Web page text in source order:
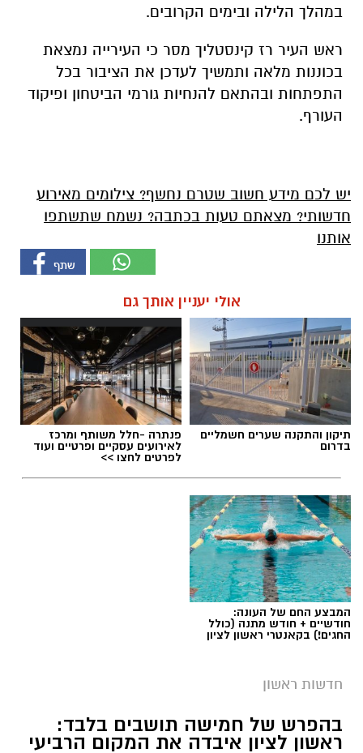
במהלך הלילה ובימים הקרובים.
ראש העיר רז קינסטליך מסר כי העירייה נמצאת
בכוננות מלאה ותמשיך לעדכן את הציבור בכל
התפתחות ובהתאם להנחיות גורמי הביטחון ופיקוד
העורף.
יש לכם מידע חשוב שטרם נחשף? צילומים מאירוע
חדשותי? מצאתם טעות בכתבה? נשמח שתשתפו
אותנו
אולי יעניין אותך גם
תיקון והתקנה שערים חשמליים
בדרום
פנתרה -חלל משותף ומרכז
לאירועים עסקיים ופרטיים ועוד
לפרטים לחצו >>
המבצע החם של העונה:
חודשיים + חודש מתנה (כולל
החגים!) בקאנטרי ראשון לציון
חדשות ראשון
בהפרש של חמישה תושבים בלבד:
ראשון לציון איבדה את המקום הרביעי